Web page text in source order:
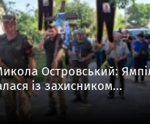
Островський:
із захисником...